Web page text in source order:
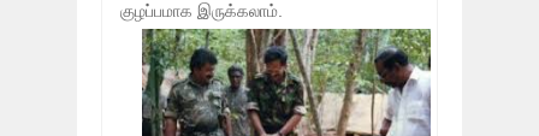
குழப்பமாக இருக்கலாம்.